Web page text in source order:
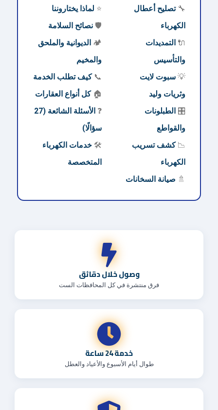
🔧تصليح أعطال
الكهرباء
🔌 التمديدات
والتأسيس
💡 سبوت لايت
وثريات وليد
🎛️ الطبلونات
والقواطع
📉كشف تسريب
الكهرباء
🚿 صيانة السخانات
⭐ لماذا يختاروننا
🛡️ نصائح السلامة
🏕️ الديوانية والملحق
والمخيم
📞كيف تطلب الخدمة
🏠كل أنواع العقارات
❓
الأسئلة الشائعة (27
سؤالًا)
🛠️ خدمات الكهرباء
المتخصصة
وصول خلال دقائق
فرق منتشرة في كل المحافظات الست
خدمة 24 ساعة
طوال أيام الأسبوع والأعياد والعطل